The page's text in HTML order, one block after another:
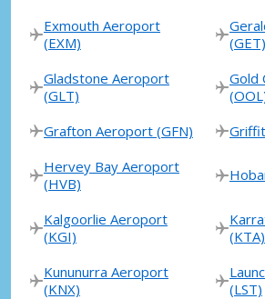
Exmouth Aeroport
(EXM)
(GET)
Gladstone Aeroport
(GLT)
Gold
Grafton Aeroport (GFN)
Hervey Bay Aeroport
(HVB)
Kalgoorlie Aeroport
(KGI)
(KTA)
Kununurra Aeroport
(KNX)
(LST)